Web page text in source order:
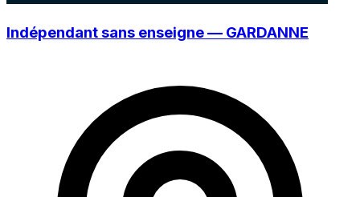
Indépendant sans enseigne — GARDANNE